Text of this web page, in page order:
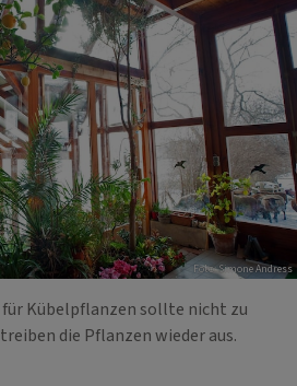
Foto: Simone Andress
Kübelpflanzen sollte nicht zu
die Pflanzen wieder aus.